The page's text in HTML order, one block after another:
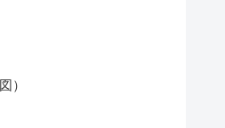
）